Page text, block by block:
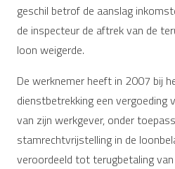
geschil betrof de aanslag
de inspecteur de aftrek van de
loon weigerde.
De werknemer heeft in 2007 bij
dienstbetrekking een vergoeding
van zijn werkgever, onder
stamrechtvrijstelling in de
veroordeeld tot terugbetaling